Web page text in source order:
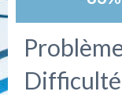
Difficulté